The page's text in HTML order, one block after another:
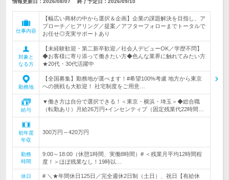
情報更新日：2026/08/07 終了予定日： 2026/09/10
仕事内容
【幅広い商材の中から選択＆企画】企業の課題解決を目指し、ア
プローチ／ヒアリング／提案／アフターフォローまでトータルで
お任せ◎充実サポートあり
対象と
なる方
【未経験歓迎・第二新卒歓迎／社会人デビューOK／学歴不問】
◆お客様に寄り添って働きたい方◆色んな業界に触れてみたい方
★20代・30代活躍中
勤務地
【全国募集】勤務地が選べます！#希望100%考慮 地方から東京
への挑戦も大歓迎！ 社宅制度をご用意…
給与
▼働き方は自分で選択できる！＜東京・横浜・埼玉＞◆総合職
（転勤あり）月給26万円+インセンティブ（固定残業代22時間…
初年度
年収
300万円～420万円
勤務
時間
9:00～18:00（休憩1時間、実働8時間）# ＜残業月平均12時間程
度！＞ほぼ残業なし！19時以…
休日
# ＼★年間休日125日／完全週休2日制（土日）、祝日【有給休